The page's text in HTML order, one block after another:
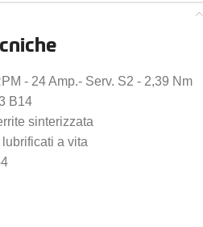
- 24 Amp.- Serv. S2 - 2,39 Nm
B14
sinterizzata
a vita